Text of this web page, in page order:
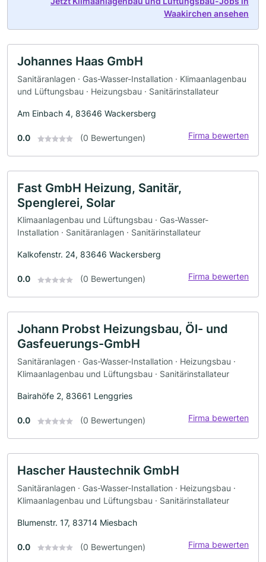
Waakirchen ansehen
Johannes Haas GmbH
Sanitäranlagen · Gas-Wasser-Installation · Klimaanlagenbau
und Lüftungsbau · Heizungsbau · Sanitärinstallateur
Am Einbach 4, 83646 Wackersberg
0.0 (0 Bewertungen) Firma bewerten
Fast GmbH Heizung, Sanitär,
Spenglerei, Solar
Klimaanlagenbau und Lüftungsbau · Gas-Wasser-
Installation · Sanitäranlagen · Sanitärinstallateur
Kalkofenstr. 24, 83646 Wackersberg
0.0 (0 Bewertungen) Firma bewerten
Johann Probst Heizungsbau, Öl- und
Gasfeuerungs-GmbH
Sanitäranlagen · Gas-Wasser-Installation · Heizungsbau ·
Klimaanlagenbau und Lüftungsbau · Sanitärinstallateur
Bairahöfe 2, 83661 Lenggries
0.0 (0 Bewertungen) Firma bewerten
Hascher Haustechnik GmbH
Sanitäranlagen · Gas-Wasser-Installation · Heizungsbau ·
Klimaanlagenbau und Lüftungsbau · Sanitärinstallateur
Blumenstr. 17, 83714 Miesbach
0.0 (0 Bewertungen) Firma bewerten